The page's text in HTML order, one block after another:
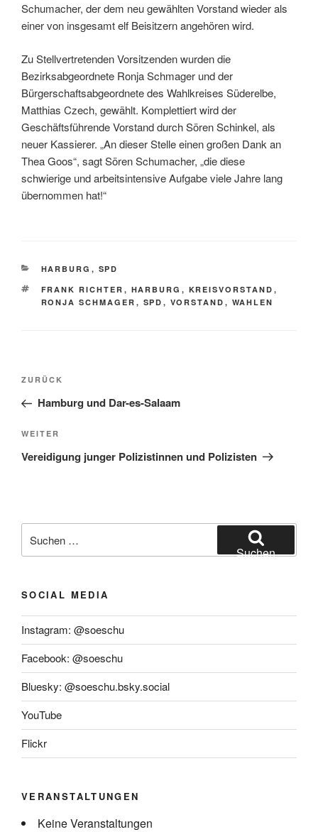
Schumacher, der dem neu gewählten Vorstand wieder als
einer von insgesamt elf Beisitzern angehören wird.
Zu Stellvertretenden Vorsitzenden wurden die
Bezirksabgeordnete Ronja Schmager und der
Bürgerschaftsabgeordnete des Wahlkreises Süderelbe,
Matthias Czech, gewählt. Komplettiert wird der
Geschäftsführende Vorstand durch Sören Schinkel, als
neuer Kassierer. „An dieser Stelle einen großen Dank an
Thea Goos“, sagt Sören Schumacher, „die diese
schwierige und arbeitsintensive Aufgabe viele Jahre lang
übernommen hat!“
KATEGORIEN
HARBURG , SPD
SCHLAGWÖRTER
FRANK RICHTER , HARBURG , KREISVORSTAND ,
RONJA SCHMAGER , SPD , VORSTAND , WAHLEN
Beitragsnavigation
Vorheriger
Beitrag
ZURÜCK
Hamburg und Dar-es-Salaam
Nächster
Beitrag
WEITER
Vereidigung junger Polizistinnen und Polizisten
nach:
Suchen
SOCIAL MEDIA
Instagram: @soeschu
Facebook: @soeschu
Bluesky: @soeschu.bsky.social
YouTube
Flickr
VERANSTALTUNGEN
Keine Veranstaltungen